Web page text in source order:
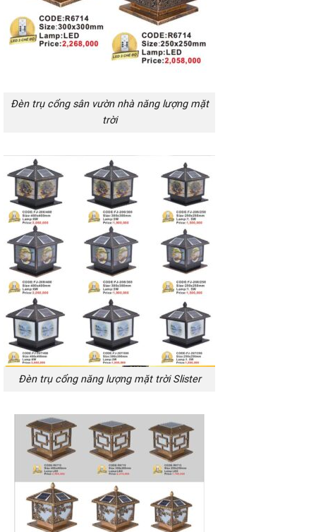
Đèn trụ cổng sân vườn nhà năng lượng mặt
trời
Đèn trụ cổng năng lượng mặt trời Slister